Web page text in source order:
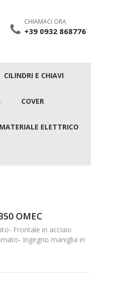
CHIAMACI ORA
+39 0932 868776
CILINDRI E CHIAVI
COVER
MATERIALE ELETTRICO
OMEC
Frontale in acciaio
Ingegno maniglia in